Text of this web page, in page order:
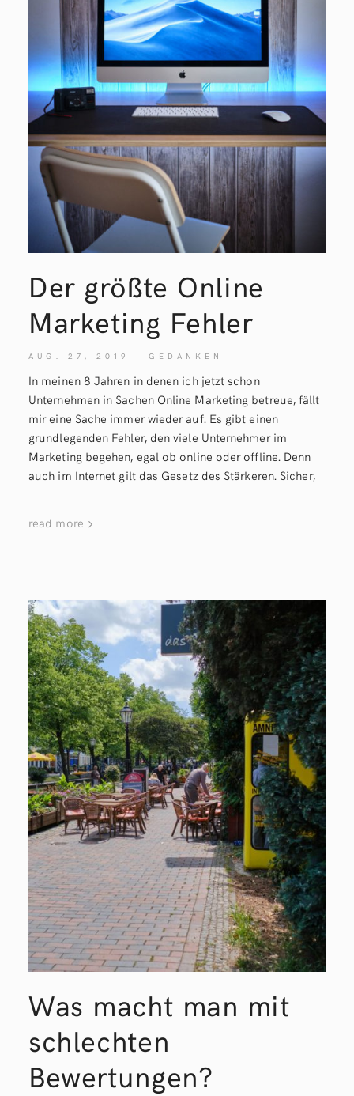
Der größte Online
Marketing Fehler
AUG. 27, 2019 GEDANKEN
In meinen 8 Jahren in denen ich jetzt schon
Unternehmen in Sachen Online Marketing betreue, fällt
mir eine Sache immer wieder auf. Es gibt einen
grundlegenden Fehler, den viele Unternehmer im
Marketing begehen, egal ob online oder offline. Denn
auch im Internet gilt das Gesetz des Stärkeren. Sicher,
read more
Was macht man mit
schlechten
Bewertungen?